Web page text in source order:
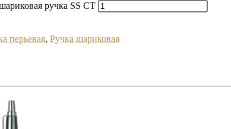
ручка SS CT
перьевая, Ручка шариковая